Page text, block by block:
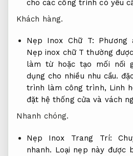
cho các công trình có yêu
Khách hàng.
Nẹp Inox Chữ T: Phương
Nẹp inox chữ T thường
làm từ hoặc tạo mối nối
dụng cho nhiều nhu cầu.
trình làm công trình, Linh
đặt hệ thống cửa và vách
Nhanh chóng.
Nẹp Inox Trang Trí:
nhanh. Loại nẹp này được